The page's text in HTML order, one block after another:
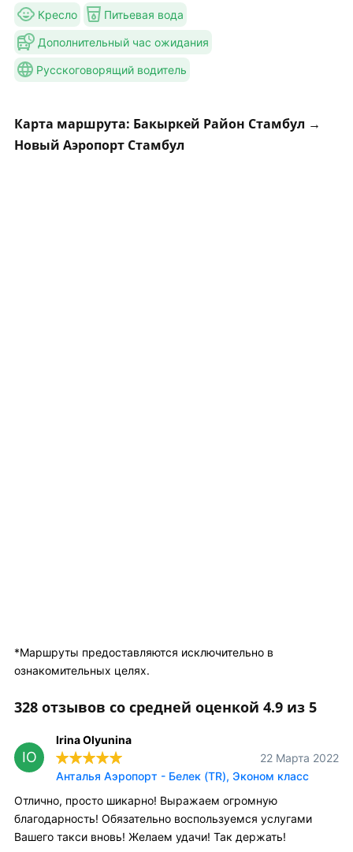
Кресло Питьевая вода
Дополнительный час ожидания
Русскоговорящий водитель
Карта маршрута: Бакыркей Район Стамбул →
Новый Аэропорт Стамбул
*Маршруты предоставляются исключительно в
ознакомительных целях.
328 отзывов со средней оценкой 4.9 из 5
IO
Irina Olyunina
22 Марта 2022
Анталья Аэропорт - Белек (TR), Эконом класс
Отлично, просто шикарно! Выражаем огромную
благодарность! Обязательно воспользуемся услугами
Вашего такси вновь! Желаем удачи! Так держать!